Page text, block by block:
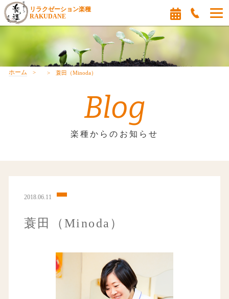
リラクゼーション楽種
RAKUDANE
ホーム 蓑田（Minoda）
Blog
楽種からのお知らせ
2018.06.11
蓑田（Minoda）